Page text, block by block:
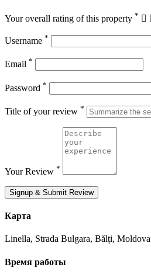
Your overall rating of this property *
Username *
Email *
Password *
Title of your review *
Your Review *
Signup & Submit Review
Карта
Linella, Strada Bulgara, Bălți, Moldova
Время работы